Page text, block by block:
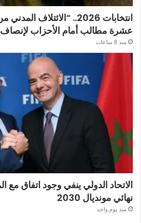
انتخابات 2026.. “الائتلاف
عشرة مطالب أمام الأحزاب لإنصاف
منذ 8 ساعات
الاتحاد الدولي ينفي وجود اتفاق مع
نهائي مونديال 2030
منذ يوم واحد